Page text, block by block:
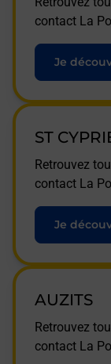
contact La
Je
ST
Retrouvez
contact La
Je
AUZITS
Retrouvez
contact La